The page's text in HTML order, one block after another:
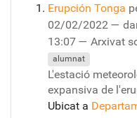
Erupción Tonga
02/02/2022 —
13:07 — Arxivat
alumnat
L'estació
expansiva de
Ubicat a